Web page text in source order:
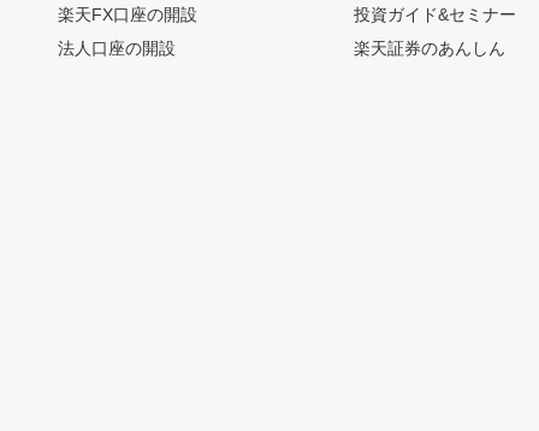
楽天FX口座の開設
法人口座の開設
投資ガイド&セミナー
楽天証券のあんしん